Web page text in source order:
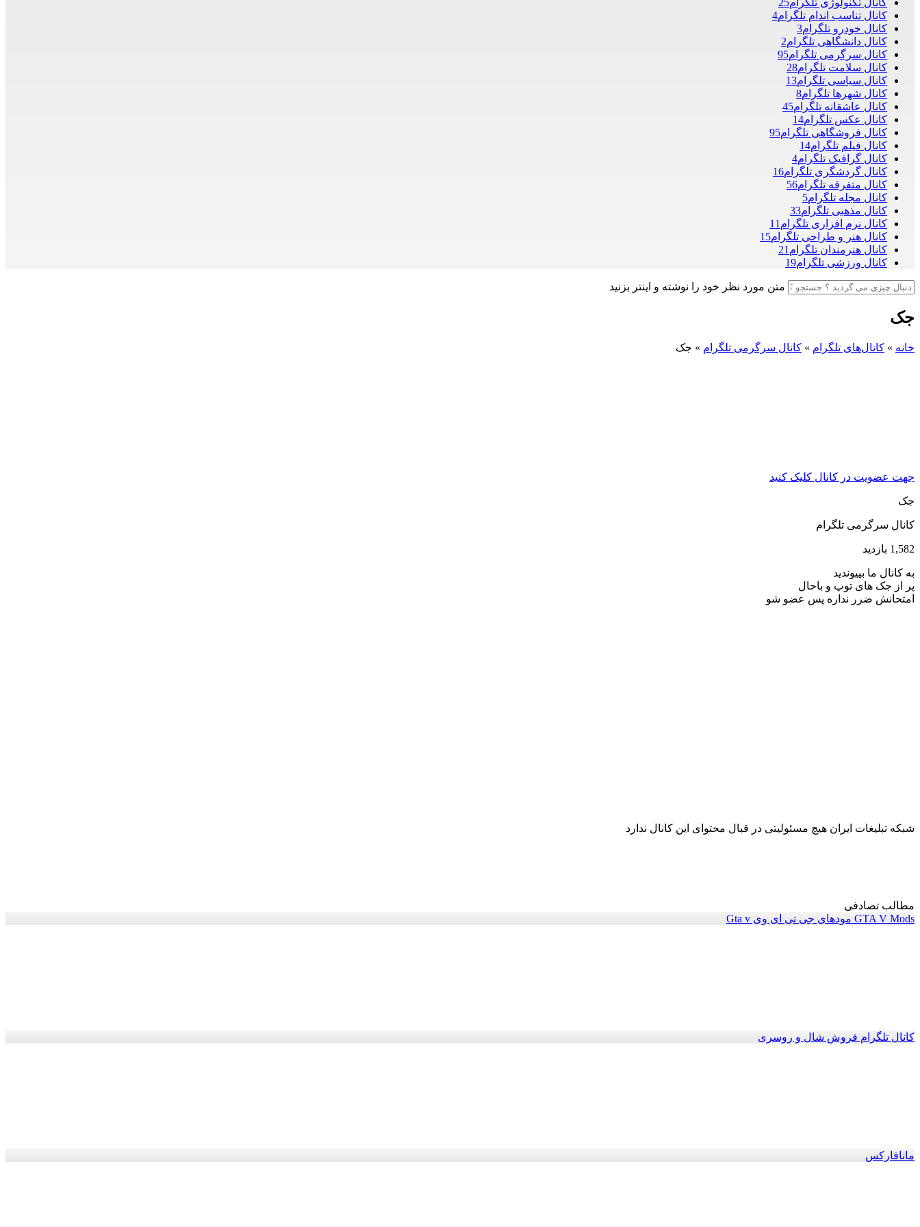
کانال تناسب اندام تلگرام4
کانال خودرو تلگرام3
کانال دانشگاهی تلگرام2
کانال سرگرمی تلگرام95
کانال سلامت تلگرام28
کانال سیاسی تلگرام13
کانال شهرها تلگرام8
کانال عاشقانه تلگرام45
کانال عکس تلگرام14
کانال فروشگاهی تلگرام95
کانال فیلم تلگرام14
کانال گرافیک تلگرام4
کانال گردشگری تلگرام16
کانال متفرقه تلگرام56
کانال مجله تلگرام5
کانال مذهبی تلگرام33
کانال نرم افزاری تلگرام 11
کانال هنر و طراحی تلگرام15
کانال هنرمندان تلگرام 21
کانال ورزشی تلگرام19
متن مورد نظر خود را نوشته و اینتر بزنید
جک
خانه » کانال‌های تلگرام » کانال سرگرمی تلگرام » جک
جهت عضویت در کانال کلیک کنید
جک
کانال سرگرمی تلگرام
1,582 بازدید
به کانال ما بپیوندید
پر از جک های توپ و باحال
امتحانش ضرر نداره پس عضو شو
شبکه تبلیغات ایران هیچ مسئولیتی در قبال محتوای این کانال ندارد
مطالب تصادفی
GTA V Mods مودهای جی تی ای وی Gta v
کانال تلگرام فروش شال و روسری
مانافارکس